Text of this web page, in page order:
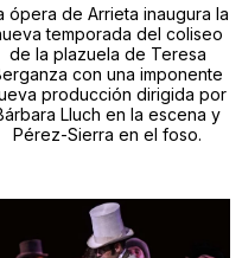
ópera de Arrieta inaugura la
temporada del coliseo
de la plazuela de Teresa
con una imponente
producción dirigida por
Lluch en la escena y
Pérez-Sierra en el foso.